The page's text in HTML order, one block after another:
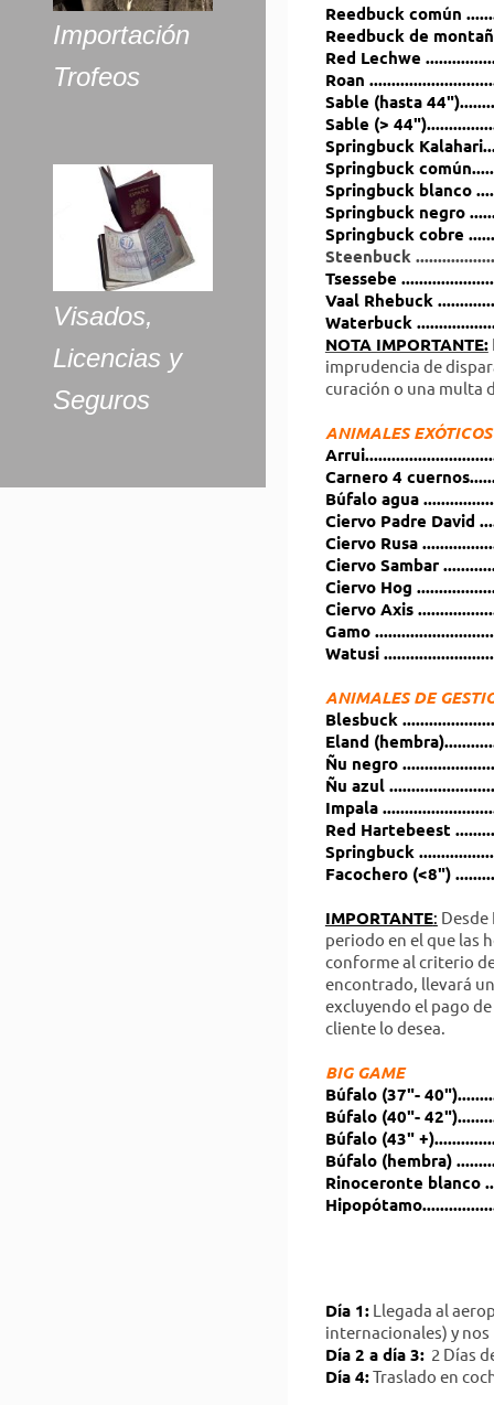
Importación
Trofeos
Visados,
Licencias y
Seguros
Reedbuck común
Reedbuck de
Red Lechwe
Roan
Sable (hasta
Sable (>
Springbuck
Springbuck
Springbuck blanco
Springbuck negro
Springbuck cobre
Steenbuck
Tsessebe
Vaal Rhebuck
Waterbuck
NOTA IMPORTANTE:
imprudencia de
curación o una multa
ANIMALES
Carnero 4
Búfalo agua
Ciervo Padre David
Ciervo Rusa
Ciervo Sambar
Ciervo Hog
Ciervo Axis
Gamo
Watusi
ANIMALES DE
Blesbuck
Eland
Ñu negro
Ñu azul
Impala
Red Hartebeest
Springbuck
Facochero (<8")
IMPORTANTE: Desde
periodo en el que las
conforme al criterio
encontrado, llevará
excluyendo el pago
cliente lo desea.
BIG GAME
Búfalo (37"-
Búfalo (40"-
Búfalo (43"
Búfalo (hembra)
Rinoceronte blanco
Día 1:Llegada al
internacionales) y
Día 2 a día 3:2 Días
Día 4:Traslado en